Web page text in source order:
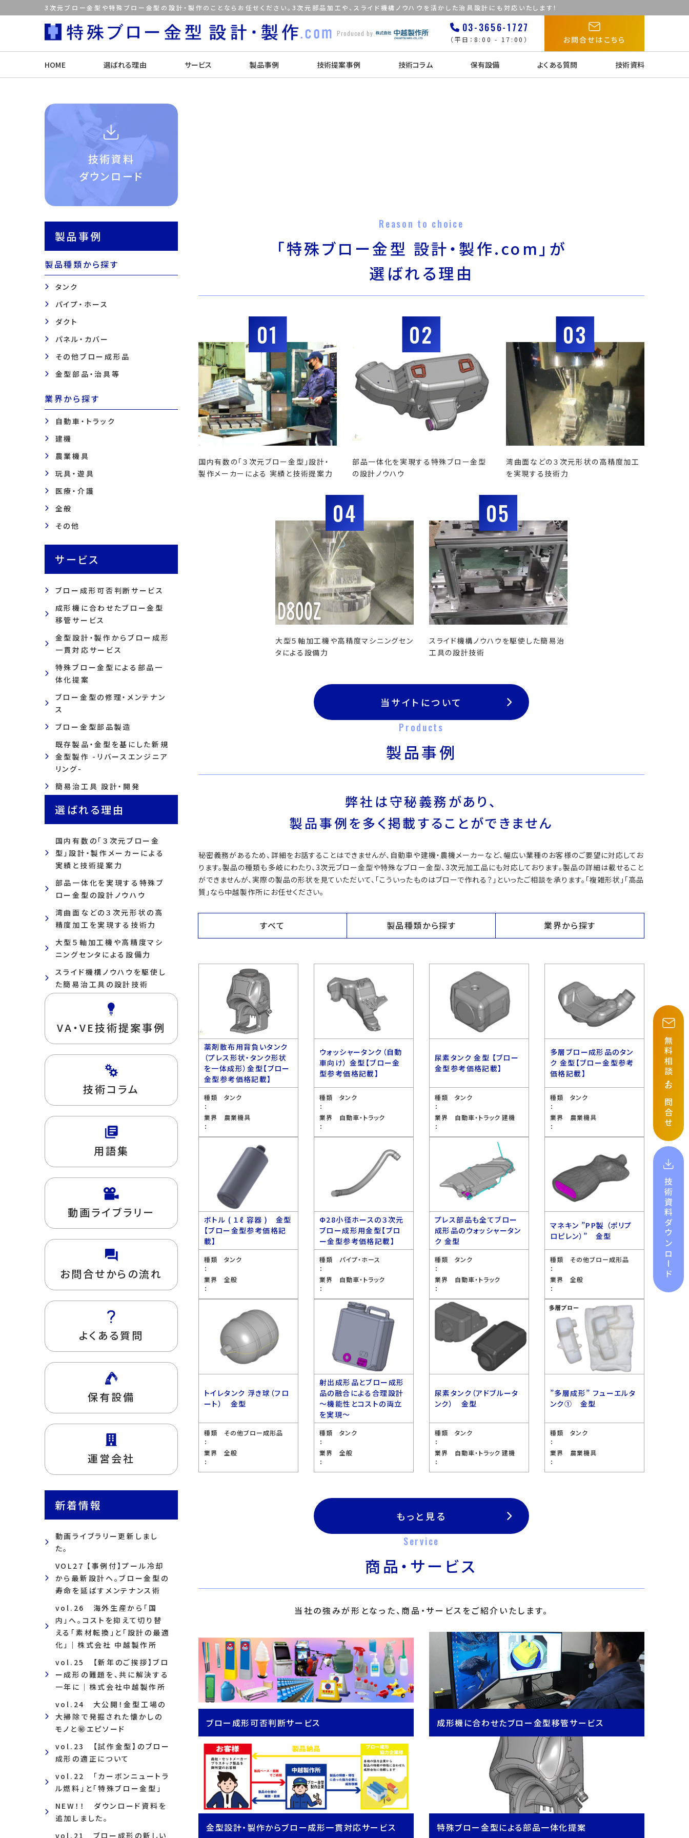
3次元ブロー金型や特殊ブロー金型の設計・製作のことならお任せください。3次元部品加工や、スライド機構ノウハウを活かした治具設計にも対応いたします！
Produced by 03-3656-1727
（平日：8:00 - 17:00） お問合せはこちら
HOME 選ばれる理由 サービス 製品事例 技術提案事例 技術コラム 保有設備 よくある質問 技術資料
技術資料
ダウンロード
製品事例
製品種類から探す
タンク
パイプ・ホース
ダクト
パネル・カバー
その他ブロー成形品
金型部品・治具等
業界から探す
自動車・トラック
建機
農業機具
玩具・遊具
医療・介護
全般
その他
サービス
ブロー成形可否判断サービス
成形機に合わせたブロー金型
移管サービス
金型設計・製作からブロー成形
一貫対応サービス
特殊ブロー金型による部品一
体化提案
ブロー金型の修理・メンテナン
ス
ブロー金型部品製造
既存製品・金型を基にした新規
金型製作 -リバースエンジニア
リング-
簡易治工具 設計・開発
選ばれる理由
国内有数の「３次元ブロー金
型」設計・製作メーカーによる
実績と技術提案力
部品一体化を実現する特殊ブ
ロー金型の設計ノウハウ
湾曲面などの３次元形状の高
精度加工を実現する技術力
大型５軸加工機や高精度マシ
ニングセンタによる設備力
スライド機構ノウハウを駆使し
た簡易治工具の設計技術
VA・VE技術提案事例
技術コラム
用語集
動画ライブラリー
お問合せからの流れ
よくある質問
保有設備
運営会社
新着情報
動画ライブラリー更新しまし
た。
VOL27 【事例付】プール冷却
から最新設計へ。ブロー金型の
寿命を延ばすメンテナンス術
vol.26 海外生産から「国
内」へ。コストを抑えて切り替
える「素材転換」と「設計の最適
化」｜株式会社 中越製作所
vol.25 【新年のご挨拶】ブロ
ー成形の難題を、共に解決する
一年に｜株式会社中越製作所
vol.24 大公開！金型工場の
大掃除で発掘された懐かしの
モノと㊙エピソード
vol.23 【試作金型】のブロー
成形の適正について
vol.22 「カーボンニュートラ
ル燃料」と「特殊ブロー金型」
NEW！！ ダウンロード資料を
追加しました。
vol.21 ブロー成形の新しい
Reason to choice
「特殊ブロー金型 設計・製作.com」が
選ばれる理由
01
国内有数の「３次元ブロー金型」設計・
製作メーカーによる 実績と技術提案力
02
部品一体化を実現する特殊ブロー金型
の設計ノウハウ
03
湾曲面などの３次元形状の高精度加工
を実現する技術力
04
大型５軸加工機や高精度マシニングセン
タによる設備力
05
スライド機構ノウハウを駆使した簡易治
工具の設計技術
当サイトについて
Products
製品事例
弊社は守秘義務があり、
製品事例を多く掲載することができません
秘密義務があるため、詳細をお話することはできませんが、自動車や建機・農機メーカーなど、幅広い業種のお客様のご要望に対応してお
ります。製品の種類も多岐にわたり、3次元ブロー金型や特殊なブロー金型、3次元加工品にも対応しております。製品の詳細は載せること
ができませんが、実際の製品の形状を見ていただいて、「こういったものはブローで作れる？」といったご相談を承ります。「複雑形状」「高品
質」なら中越製作所にお任せください。
すべて 製品種類から探す 業界から探す
薬剤散布用背負いタンク
（プレス形状・タンク形状
を一体成形）金型【ブロー
金型参考価格記載】
種類
：
タンク
業界
：
農業機具
ウォッシャータンク（自動
車向け） 金型【ブロー金
型参考価格記載】
種類
：
タンク
業界
：
自動車・トラック
尿素タンク 金型 【ブロー
金型参考価格記載】
種類
：
タンク
業界
：
自動車・トラック 建機
多層ブロー成形品のタン
ク 金型【ブロー金型参考
価格記載】
種類
：
タンク
業界
：
農業機具
ボトル ( １ℓ 容器 ) 金型
【ブロー金型参考価格記
載】
種類
：
タンク
業界
：
全般
Ф28小径ホースの３次元
ブロー成形用金型【ブロ
ー金型参考価格記載】
種類
：
パイプ・ホース
業界
：
自動車・トラック
プレス部品も全てブロー
成形品のウォッシャータン
ク 金型
種類
：
タンク
業界
：
自動車・トラック
マネキン ”PP製 （ポリプ
ロピレン）” 金型
種類
：
その他ブロー成形品
業界
：
全般
トイレタンク 浮き球（フロ
ート） 金型
種類
：
その他ブロー成形品
業界
：
全般
射出成形品とブロー成形
品の融合による合理設計
〜機能性とコストの両立
を実現〜
種類
：
タンク
業界
：
全般
尿素タンク（アドブルータ
ンク） 金型
種類
：
タンク
業界
：
自動車・トラック 建機
”多層成形” フューエルタ
ンク① 金型
種類
：
タンク
業界
：
農業機具
もっと見る
Service
商品・サービス
当社の強みが形となった、商品・サービスをご紹介いたします。
ブロー成形可否判断サービス 成形機に合わせたブロー金型移管サービス
金型設計・製作からブロー成形一貫対応サービス 特殊ブロー金型による部品一体化提案
無料相談
・
お問合せ
技術資料
ダウンロード